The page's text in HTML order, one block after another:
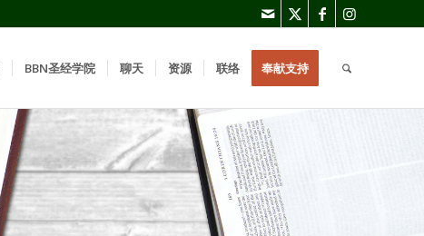
BBN圣经学院 聊天 资源 联络 奉献支持